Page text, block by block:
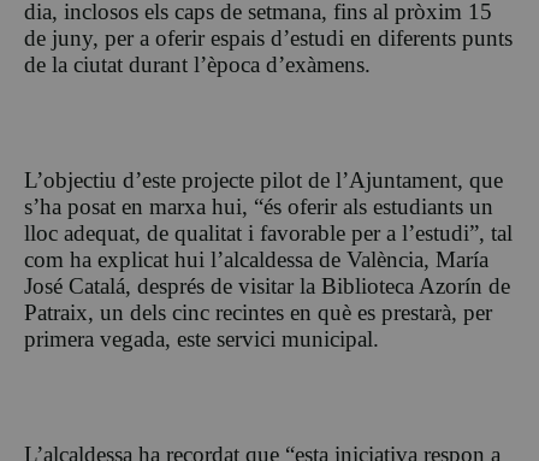
dia, inclosos els caps de setmana, fins al pròxim 15
de juny, per a oferir espais d’estudi en diferents punts
de la ciutat durant l’època d’exàmens.
L’objectiu d’este projecte pilot de l’Ajuntament, que
s’ha posat en marxa hui, “és oferir als estudiants un
lloc adequat, de qualitat i favorable per a l’estudi”, tal
com ha explicat hui l’alcaldessa de València, María
José Catalá, després de visitar la Biblioteca Azorín de
Patraix, un dels cinc recintes en què es prestarà, per
primera vegada, este servici municipal.
L’alcaldessa ha recordat que “esta iniciativa respon a